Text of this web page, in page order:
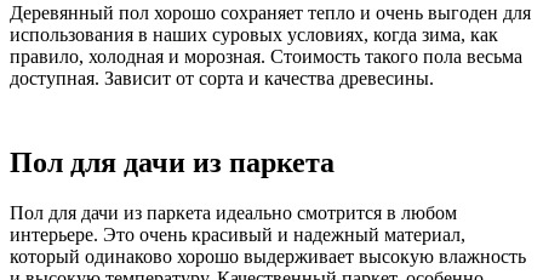
Деревянный пол хорошо сохраняет тепло и очень выгоден для
использования в наших суровых условиях, когда зима, как
правило, холодная и морозная. Стоимость такого пола весьма
доступная. Зависит от сорта и качества древесины.
Пол для дачи из паркета
Пол для дачи из паркета идеально смотрится в любом
интерьере. Это очень красивый и надежный материал,
который одинаково хорошо выдерживает высокую влажность